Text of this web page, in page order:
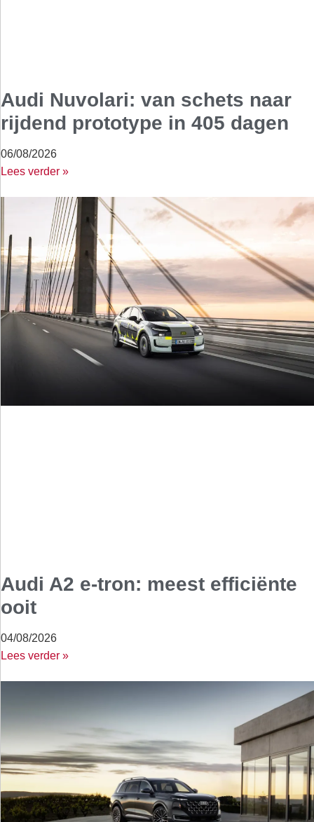
Audi Nuvolari: van schets naar
rijdend prototype in 405 dagen
06/08/2026
Lees verder »
Audi A2 e-tron: meest efficiënte
ooit
04/08/2026
Lees verder »